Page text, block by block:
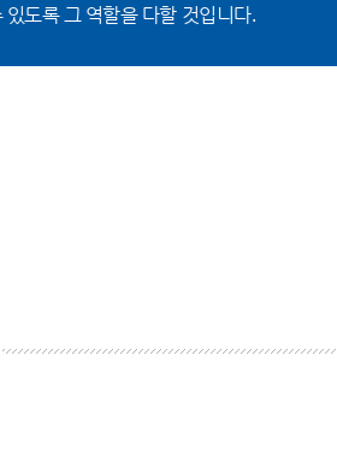
도록 그 역할을 다할 것입니다.